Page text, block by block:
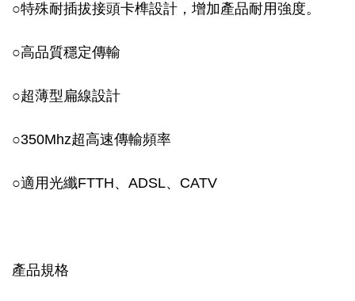
○特殊耐插拔接頭卡榫設計，增加產品耐用強度。
○高品質穩定傳輸
○超薄型扁線設計
○350Mhz超高速傳輸頻率
○適用光纖FTTH、ADSL、CATV
產品規格